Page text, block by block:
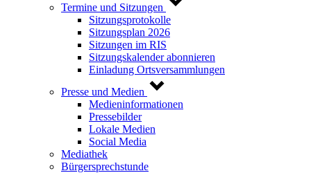
Termine und Sitzungen
Sitzungsprotokolle
Sitzungsplan 2026
Sitzungen im RIS
Sitzungskalender abonnieren
Einladung Ortsversammlungen
Presse und Medien
Medieninformationen
Pressebilder
Lokale Medien
Social Media
Mediathek
Bürgersprechstunde